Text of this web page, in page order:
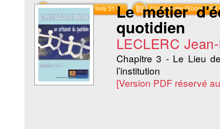
Commander le livre 31 € Commander l'Ebook 15.4
Le métier
quotidien
LECLERC
Chapitre 3 - Le Lieu
l’institution
[Version PDF réservé